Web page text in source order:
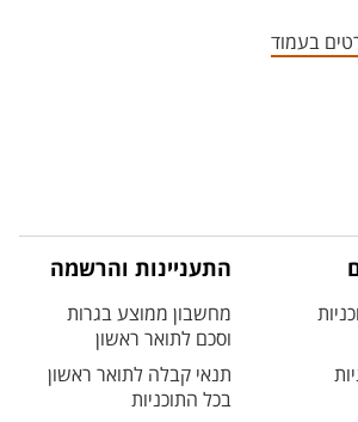
בעמוד
התעניינות והרשמה
מחשבון ממוצע בגרות
וסכם לתואר ראשון
תנאי קבלה לתואר ראשון
בכל התוכניות